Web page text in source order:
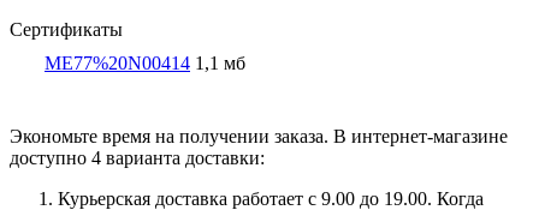
Сертификаты
ME77%20N00414 1,1 мб
Экономьте время на получении заказа. В интернет-магазине
доступно 4 варианта доставки:
Курьерская доставка работает с 9.00 до 19.00. Когда